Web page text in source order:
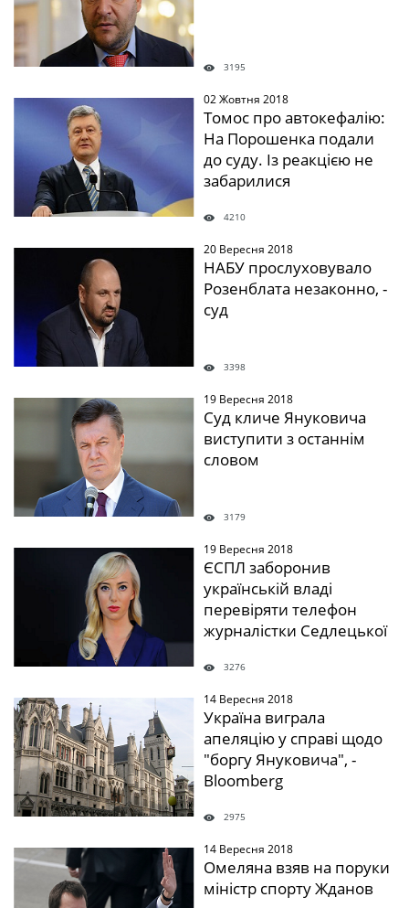
3195
02 Жовтня 2018
Томос про автокефалію:
На Порошенка подали
до суду. Із реакцією не
забарилися
4210
20 Вересня 2018
НАБУ прослуховувало
Розенблата незаконно, -
суд
3398
19 Вересня 2018
Суд кличе Януковича
виступити з останнім
словом
3179
19 Вересня 2018
ЄСПЛ заборонив
українській владі
перевіряти телефон
журналістки Седлецької
3276
" /> 14 Вересня 2018
Україна виграла
апеляцію у справі щодо
"боргу Януковича", -
Bloomberg
2975
" /> 14 Вересня 2018
Омеляна взяв на поруки
міністр спорту Жданов